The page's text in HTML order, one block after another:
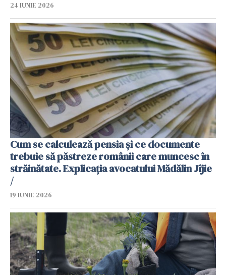
24 IUNIE 2026
Cum se calculează pensia și ce documente
trebuie să păstreze românii care muncesc în
străinătate. Explicația avocatului Mădălin Jîjie
/
19 IUNIE 2026